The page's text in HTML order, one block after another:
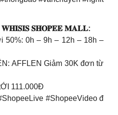
𝐖𝐇𝐈𝐒𝐈𝐒 𝐒𝐇𝐎𝐏𝐄𝐄 𝐌𝐀𝐋𝐋:
50%: 0h – 9h – 12h – 18h –
AFFLEN Giảm 30K đơn từ
111.000Đ
#ShopeeVideo đ